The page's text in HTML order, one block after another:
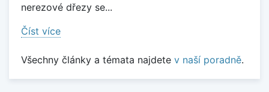
nerezové dřezy se...
Číst více
Všechny články a témata najdete v naší poradně.